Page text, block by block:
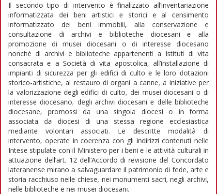
Il secondo tipo di intervento è finalizzato all’inventariazione
informatizzata dei beni artistici e storici e al censimento
informatizzato dei beni immobili, alla conservazione e
consultazione di archivi e biblioteche diocesani e alla
promozione di musei diocesani o di interesse diocesano
nonché di archivi e biblioteche appartenenti a Istituti di vita
consacrata e a Società di vita apostolica, all’installazione di
impianti di sicurezza per gli edifici di culto e le loro dotazioni
storico-artistiche, al restauro di organi a canne, a iniziative per
la valorizzazione degli edifici di culto, dei musei diocesani o di
interesse diocesano, degli archivi diocesani e delle biblioteche
diocesane, promossi da una singola diocesi o in forma
associata da diocesi di una stessa regione ecclesiastica
mediante volontari associati. Le descritte modalità di
intervento, operate in coerenza con gli indirizzi contenuti nelle
Intese stipulate con il Ministero per i beni e le attività culturali in
attuazione dell’art. 12 dell’Accordo di revisione del Concordato
lateranense mirano a salvaguardare il patrimonio di fede, arte e
storia racchiuso nelle chiese, nei monumenti sacri, negli archivi,
nelle biblioteche e nei musei diocesani.